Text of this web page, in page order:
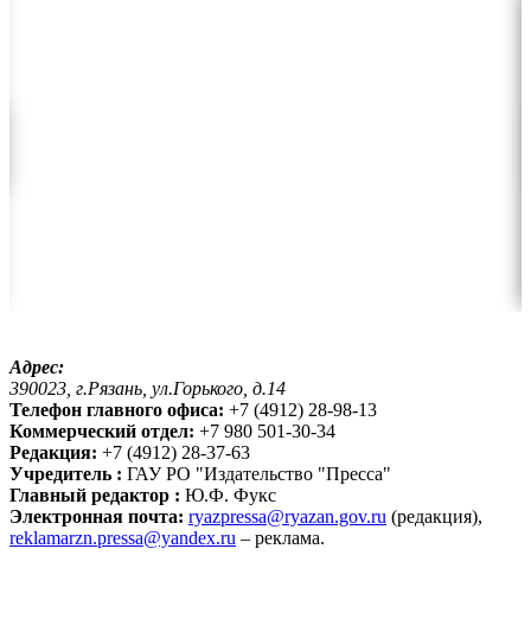
Адрес:
390023, г.Рязань, ул.Горького, д.14
Телефон главного офиса: +7 (4912) 28-98-13
Коммерческий отдел: +7 980 501-30-34
Редакция: +7 (4912) 28-37-63
Учредитель : ГАУ РО "Издательство "Пресса"
Главный редактор : Ю.Ф. Фукс
Электронная почта: ryazpressa@ryazan.gov.ru (редакция),
reklamarzn.pressa@yandex.ru – реклама.